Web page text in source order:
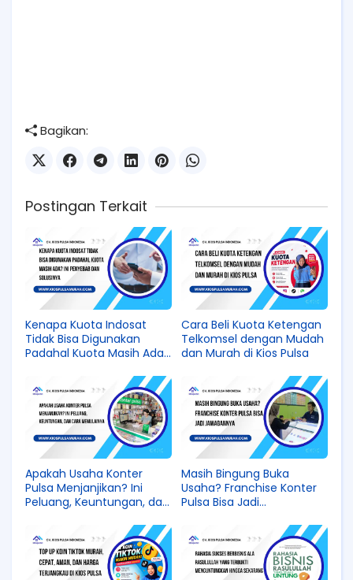
Bagikan:
Postingan Terkait
Kenapa Kuota Indosat
Tidak Bisa Digunakan
Padahal Kuota Masih Ada?
Cara Beli Kuota Ketengan
Telkomsel dengan Mudah
dan Murah di Kios Pulsa
Apakah Usaha Konter
Pulsa Menjanjikan? Ini
Peluang, Keuntungan, dan
Masih Bingung Buka
Usaha? Franchise Konter
Pulsa Bisa Jadi